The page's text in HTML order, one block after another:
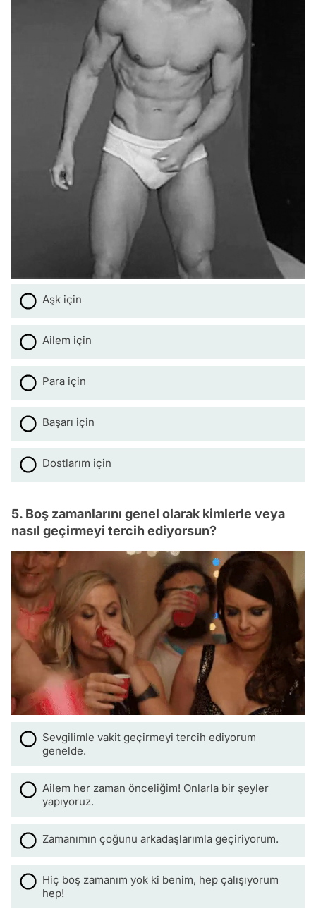
Aşk için
Ailem için
Para için
Başarı için
Dostlarım için
5. Boş zamanlarını genel olarak kimlerle veya
nasıl geçirmeyi tercih ediyorsun?
Sevgilimle vakit geçirmeyi tercih ediyorum
genelde.
Ailem her zaman önceliğim! Onlarla bir şeyler
yapıyoruz.
Zamanımın çoğunu arkadaşlarımla geçiriyorum.
Hiç boş zamanım yok ki benim, hep çalışıyorum
hep!